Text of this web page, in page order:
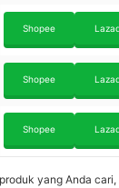
Shopee
Shopee
Shopee
yang Anda cari,